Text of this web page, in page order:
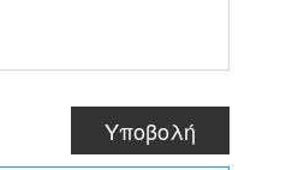
Υποβολή